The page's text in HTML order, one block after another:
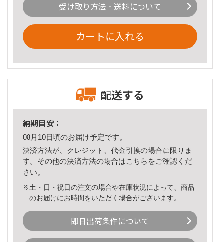
受け取り方法・送料について
カートに入れる
配送する
納期目安：
08月10日頃のお届け予定です。
決済方法が、クレジット、代金引換の場合に限りま
す。その他の決済方法の場合はこちら をご確認くだ
さい。
※土・日・祝日の注文の場合や在庫状況によって、商品
のお届けにお時間をいただく場合がございます。
即日出荷条件について